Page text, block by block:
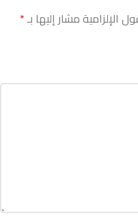
الإلزامية مشار إليها بـ*